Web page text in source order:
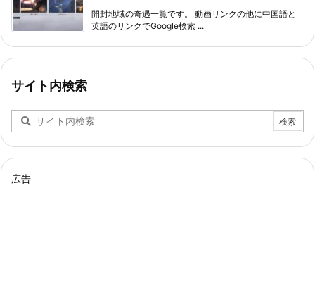
開封地域の奇遇一覧です。 動画リンクの他に中国語と
英語のリンクでGoogle検索 ...
サイト内検索
広告